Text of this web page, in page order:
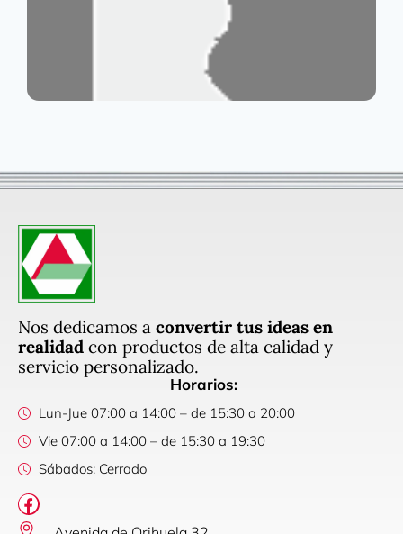
Nos dedicamos a convertir tus ideas en
realidad con productos de alta calidad y
servicio personalizado.
Horarios:
Lun-Jue 07:00 a 14:00 – de 15:30 a 20:00
Vie 07:00 a 14:00 – de 15:30 a 19:30
Sábados: Cerrado